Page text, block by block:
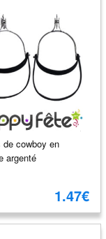
de cowboy en
argenté
1.47€